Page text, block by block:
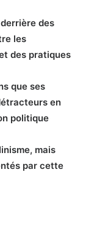
des
les
des pratiques
que ses
en
politique
mais
par cette